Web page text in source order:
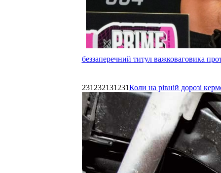
беззаперечний титул важковаговика
231232131231Коли на рівній дорозі